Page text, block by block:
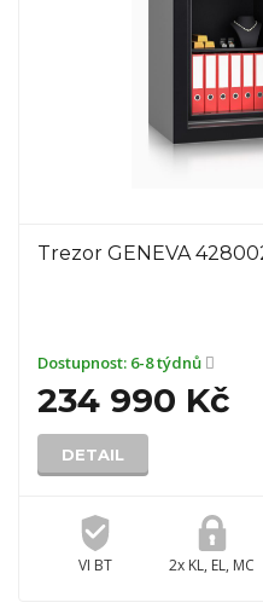
Trezor GENEVA
Dostupnost: 6-8 týdnů
234 990 Kč
DETAIL
VI BT 2x KL, EL, MC